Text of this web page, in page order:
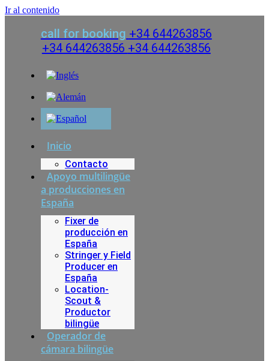
Ir al contenido
call for booking +34 644263856
+34 644263856 +34 644263856
Inicio
Contacto
Apoyo multilingüe
a producciones en
España
Fixer de
producción en
España
Stringer y Field
Producer en
España
Location-
Scout &
Productor
bilingüe
Operador de
cámara bilingüe